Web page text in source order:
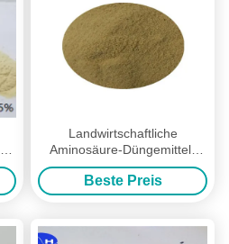
Landwirtschaftliche
Aminosäure-Düngemittel-
Pulver-Schwefel-Art Tabacco
Pflanzen
Beste Preis